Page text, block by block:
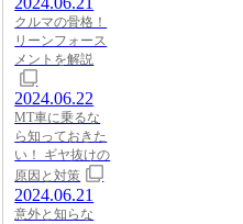
クルマの骨格！
リーンフォース
メントを解説
2024.06.22
MT車に乗るな
ら知っておきた
い！ ギヤ抜けの
原因と対策
2024.06.21
意外と知らな